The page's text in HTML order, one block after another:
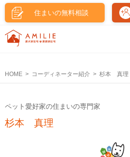
住まいの無料相談
HOME コーディネーター紹介 杉本 真理
ペット愛好家の住まいの専門家
杉本 真理